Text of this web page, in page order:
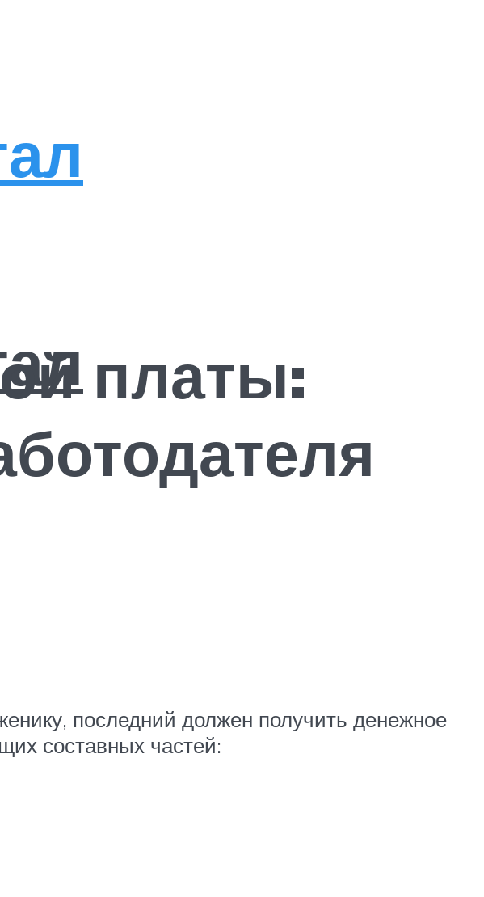
платы:
последний должен получить денежное
составных частей: